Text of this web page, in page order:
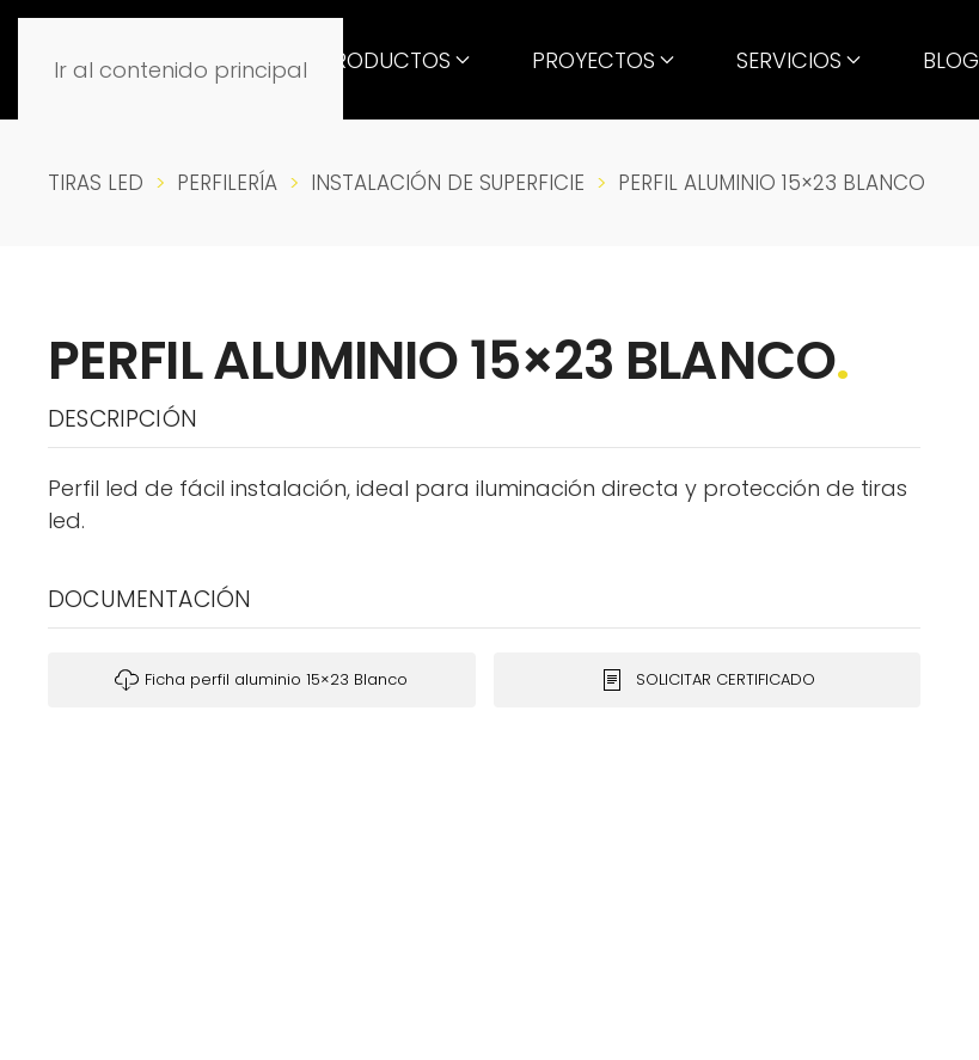
Ir al contenido principal PRODUCTOS PROYECTOS SERVICIOS BLOG
TIRAS LED PERFILERÍA INSTALACIÓN DE SUPERFICIE PERFIL ALUMINIO 15×23 BLANCO
PERFIL ALUMINIO 15×23 BLANCO.
DESCRIPCIÓN
Perfil led de fácil instalación, ideal para iluminación directa y protección de tiras
led.
DOCUMENTACIÓN
Ficha perfil aluminio 15×23 Blanco SOLICITAR CERTIFICADO